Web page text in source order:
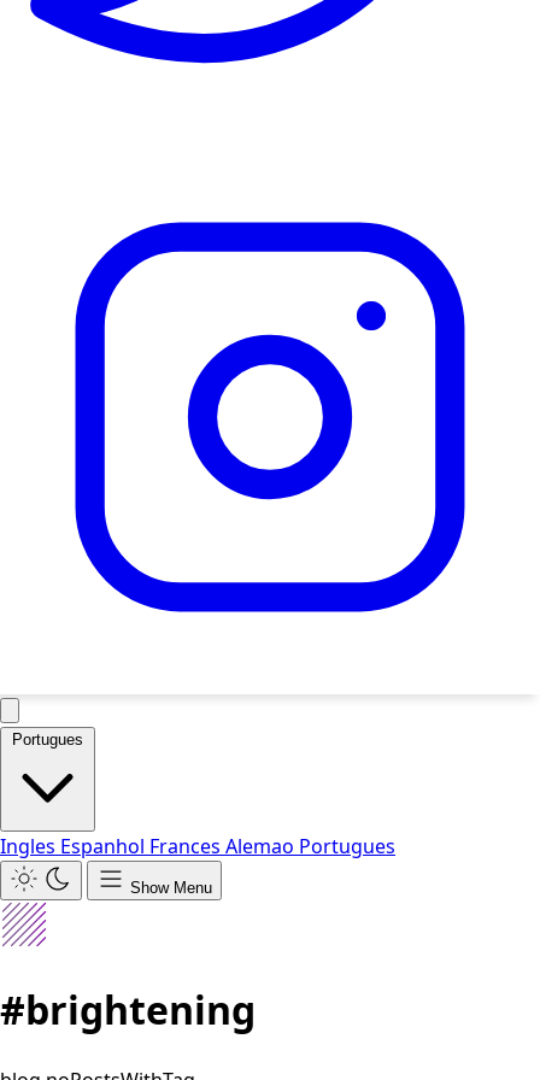
Portugues
Ingles Espanhol Frances Alemao Portugues
Show Menu
#brightening